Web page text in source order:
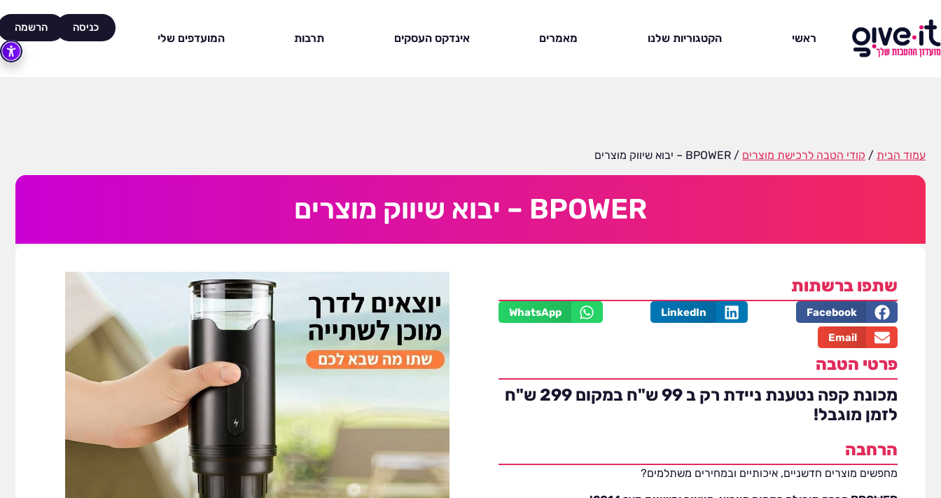
ראשי הקטגוריות שלנו מאמרים אינדקס העסקים תרבות המועדפים שלי
כניסה הרשמה
עמוד הבית / קודי הטבה לרכישת מוצרים / BPOWER – יבוא שיווק מוצרים
BPOWER – יבוא שיווק מוצרים
שתפו ברשתות
Facebook
LinkedIn
WhatsApp
Email
פרטי הטבה
מכונת קפה נטענת ניידת רק ב 99 ש"ח במקום 299 ש"ח
לזמן מוגבל!
הרחבה
מחפשים מוצרים חדשניים, איכותיים ובמחירים משתלמים?